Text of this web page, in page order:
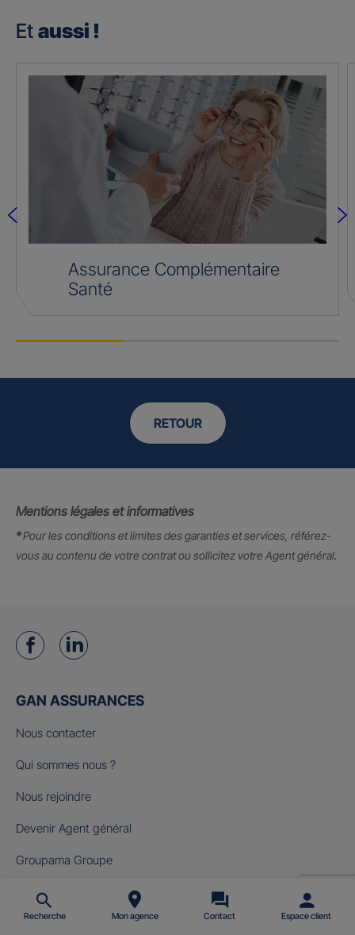
Et aussi !
Assurance Complémentaire
Santé
RETOUR
Mentions légales et informatives
*Pour les conditions et limites des garanties et services, référez-
vous au contenu de votre contrat ou sollicitez votre Agent général.
Recherche Mon agence Contact Espace client
GAN ASSURANCES
Nous contacter
Qui sommes nous ?
Nous rejoindre
Devenir Agent général
Groupama Groupe
Fondation Gan pour le Cinéma
NOS OFFRES